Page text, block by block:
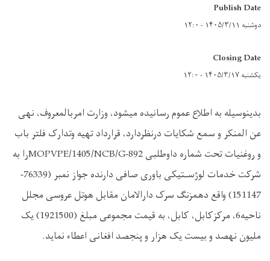
Publish Date
دوشنبه ۱۴۰۵/۳/۱۱ - ۱۲:۰
Closing Date
یکشنبه ۱۴۰۵/۳/۱۷ - ۱۲:۰
بدینوسیله به اطلاععمومرسانیده میشود، وزارت امربالمعروف، نهی
عن المنکر و سمع شکایات درنظردارد، قراردادتهیه وتدارک فلتر باب
و روغنیات تحت شماره داوطلبیMOPVPE/1405/NCB/G-892را به
‌شرکت خدمات لوژسـتیکی باوری صافی دارنده جواز نمبر
(76339-
151147) واقع دهمزنگ سرک دارالامان مقابل هوتل عروسی مجلل
ناحیه6، مرکزکابل، کابل،
به قیمت مجموعی مبلغ (1921500)
یک
ملیون نهصد و بیست یک هزارو پنجصد افغانی اعطاء نماید.